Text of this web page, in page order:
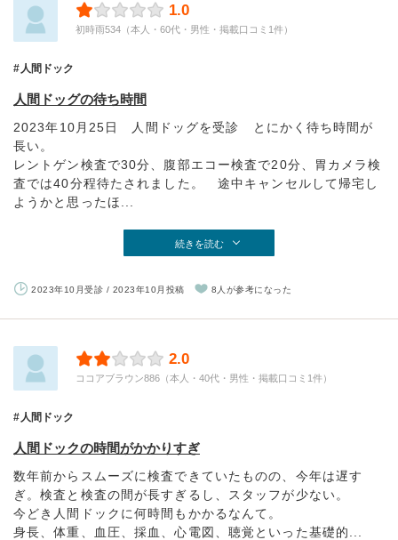
1.0
初時雨534（本人・60代・男性・掲載口コミ1件）
人間ドック
人間ドッグの待ち時間
2023年10月25日 人間ドッグを受診 とにかく待ち時間が
長い。
レントゲン検査で30分、腹部エコー検査で20分、胃カメラ検
査では40分程待たされました。 途中キャンセルして帰宅し
ようかと思ったほ...
続きを読む
2023年10月受診 / 2023年10月投稿 8人が参考になった
2.0
ココアブラウン886（本人・40代・男性・掲載口コミ1件）
人間ドック
人間ドックの時間がかかりすぎ
数年前からスムーズに検査できていたものの、今年は遅す
ぎ。検査と検査の間が長すぎるし、スタッフが少ない。
今どき人間ドックに何時間もかかるなんて。
身長、体重、血圧、採血、心電図、聴覚といった基礎的...